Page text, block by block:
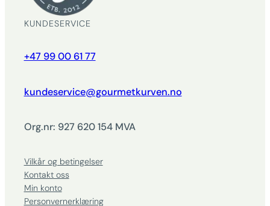
KUNDESERVICE
+47 99 00 61 77
kundeservice@gourmetkurven.no
Org.nr: 927 620 154 MVA
Vilkår og betingelser
Kontakt oss
Min konto
Personvernerklæring